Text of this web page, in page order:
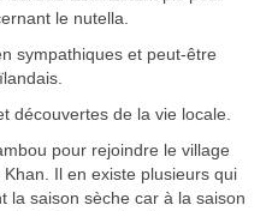
le nutella.
sympathiques et peut-être
découvertes de la vie locale.
pour rejoindre le village
Il en existe plusieurs qui
la saison sèche car à la saison